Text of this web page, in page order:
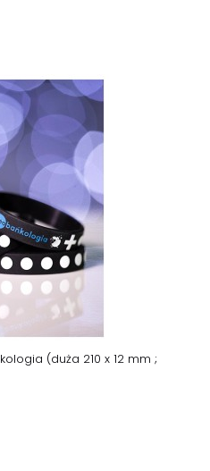
(duża 210 x 12 mm ;